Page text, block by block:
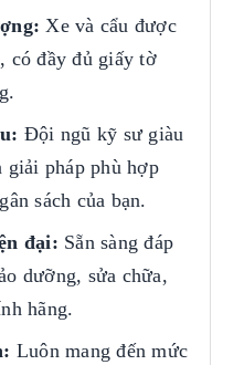
Xe và cẩu được
có đầy đủ giấy tờ
Đội ngũ kỹ sư giàu
giải pháp phù hợp
sách của bạn.
đại: Sẵn sàng đáp
dưỡng, sửa chữa,
hãng.
Luôn mang đến mức